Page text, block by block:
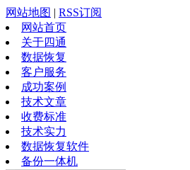
网站地图 | RSS订阅
网站首页
关于四通
数据恢复
客户服务
成功案例
技术文章
收费标准
技术实力
数据恢复软件
备份一体机